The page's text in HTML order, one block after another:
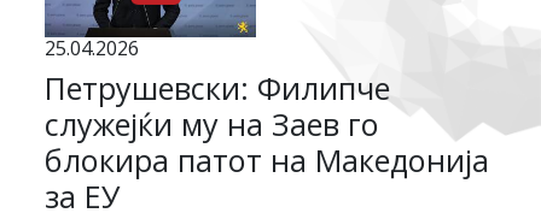
25.04.2026
Петрушевски: Филипче
служејќи му на Заев го
блокира патот на Македонија
за ЕУ